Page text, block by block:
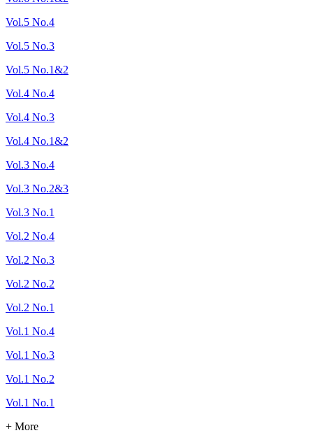
Vol.5 No.4
Vol.5 No.3
Vol.5 No.1&2
Vol.4 No.4
Vol.4 No.3
Vol.4 No.1&2
Vol.3 No.4
Vol.3 No.2&3
Vol.3 No.1
Vol.2 No.4
Vol.2 No.3
Vol.2 No.2
Vol.2 No.1
Vol.1 No.4
Vol.1 No.3
Vol.1 No.2
Vol.1 No.1
+ More